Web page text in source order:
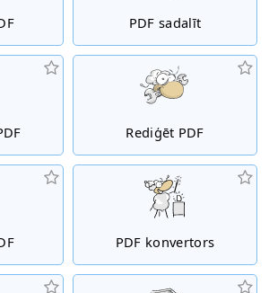
PDF sadalīt
Rediģēt PDF
PDF konvertors